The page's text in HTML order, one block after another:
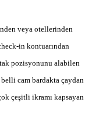
veya otellerinden
in kontuarından
pozisyonunu alabilen
cam bardakta çaydan
çeşitli ikramı kapsayan